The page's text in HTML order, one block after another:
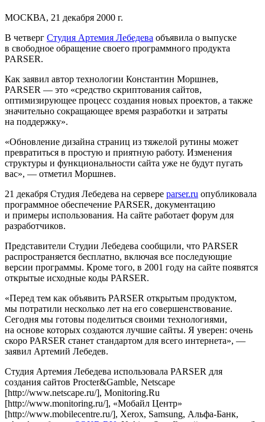
МОСКВА, 21 декабря 2000 г.
В четверг Студия Артемия Лебедева объявила о выпуске
в свободное обращение своего программного продукта
PARSER.
Как заявил автор технологии Константин Моршнев,
PARSER — это «средство скриптования сайтов,
оптимизирующее процесс создания новых проектов, а также
значительно сокращающее время разработки и затраты
на поддержку».
«Обновление дизайна страниц из тяжелой рутины может
превратиться в простую и приятную работу. Изменения
структуры и функциональности сайта уже не будут пугать
вас», — отметил Моршнев.
21 декабря Студия Лебедева на сервере parser.ru опубликовала
программное обеспечение PARSER, документацию
и примеры использования. На сайте работает форум для
разработчиков.
Представители Студии Лебедева сообщили, что PARSER
распространяется бесплатно, включая все последующие
версии программы. Кроме того, в 2001 году на сайте появятся
открытые исходные коды PARSER.
«Перед тем как объявить PARSER открытым продуктом,
мы потратили несколько лет на его совершенствование.
Сегодня мы готовы поделиться своими технологиями,
на основе которых создаются лучшие сайты. Я уверен: очень
скоро PARSER станет стандартом для всего интернета», —
заявил Артемий Лебедев.
Студия Артемия Лебедева использовала PARSER для
создания сайтов Procter&Gamble, Netscape
[http://www.netscape.ru/], Monitoring.Ru
[http://www.monitoring.ru/], «Мобайл Центр»
[http://www.mobilecentre.ru/], Xerox, Samsung, Альфа-Банк,